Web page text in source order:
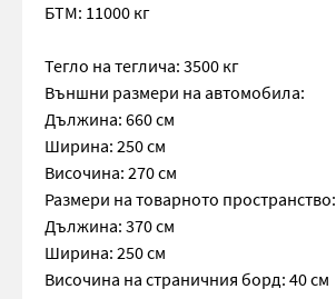
БТМ: 11000 кг
Тегло на теглича: 3500 кг
Външни размери на автомобила:
Дължина: 660 см
Ширина: 250 см
Височина: 270 см
Размери на товарното пространство:
Дължина: 370 см
Ширина: 250 см
Височина на страничния борд: 40 см